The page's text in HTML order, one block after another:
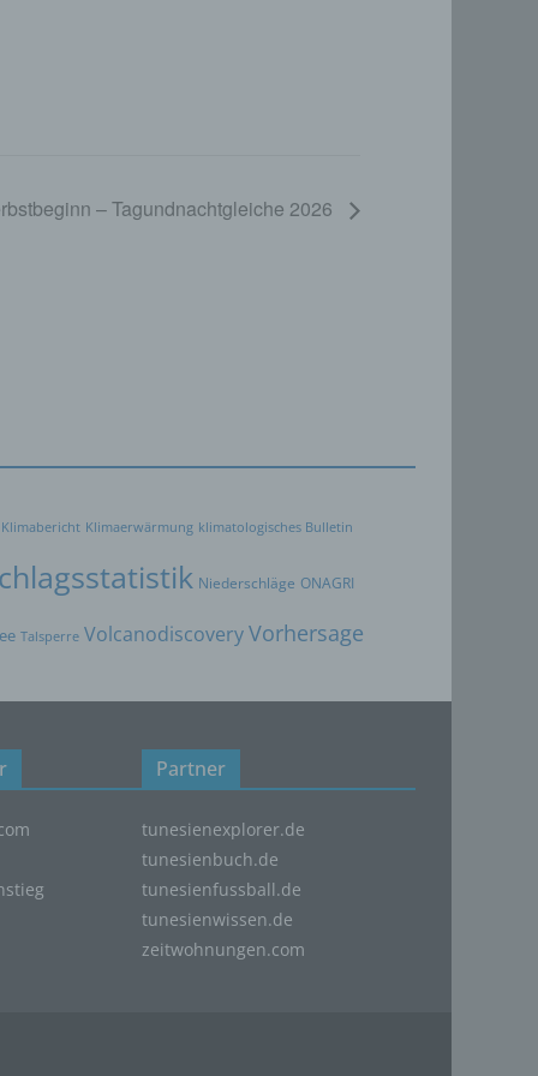
– Tagundnachtgleiche 2026
Klimabericht Klimaerwärmung klimatologisches Bulletin
Niederschläge ONAGRI
Talsperre VolcanodiscoveryVorhersage
Partner
tunesienexplorer.de
tunesienbuch.de
tunesienfussball.de
tunesienwissen.de
zeitwohnungen.com